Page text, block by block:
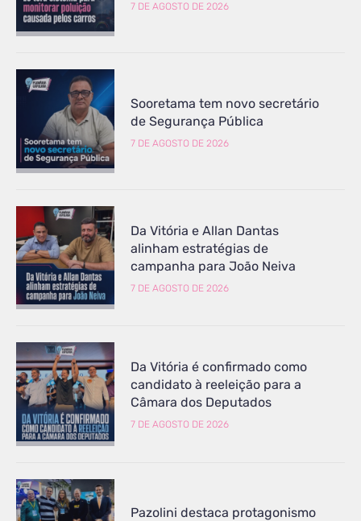
7 DE AGOSTO DE 2026
Sooretama tem novo secretário
de Segurança Pública
7 DE AGOSTO DE 2026
Da Vitória e Allan Dantas
alinham estratégias de
campanha para João Neiva
7 DE AGOSTO DE 2026
Da Vitória é confirmado como
candidato à reeleição para a
Câmara dos Deputados
7 DE AGOSTO DE 2026
Pazolini destaca protagonismo